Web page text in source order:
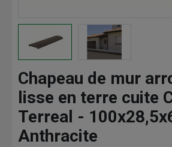
Chapeau de mur
lisse en terre cuite
Terreal -
Anthracite